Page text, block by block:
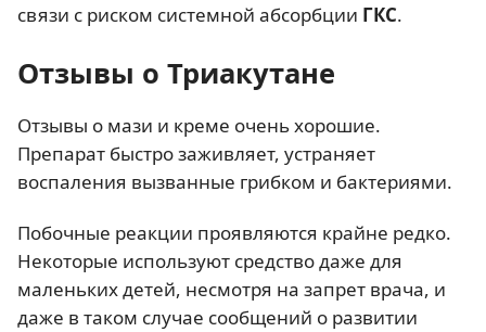
связи с риском системной абсорбции ГКС.
Отзывы о Триакутане
Отзывы о мази и креме очень хорошие.
Препарат быстро заживляет, устраняет
воспаления вызванные грибком и бактериями.
Побочные реакции проявляются крайне редко.
Некоторые используют средство даже для
маленьких детей, несмотря на запрет врача, и
даже в таком случае сообщений о развитии